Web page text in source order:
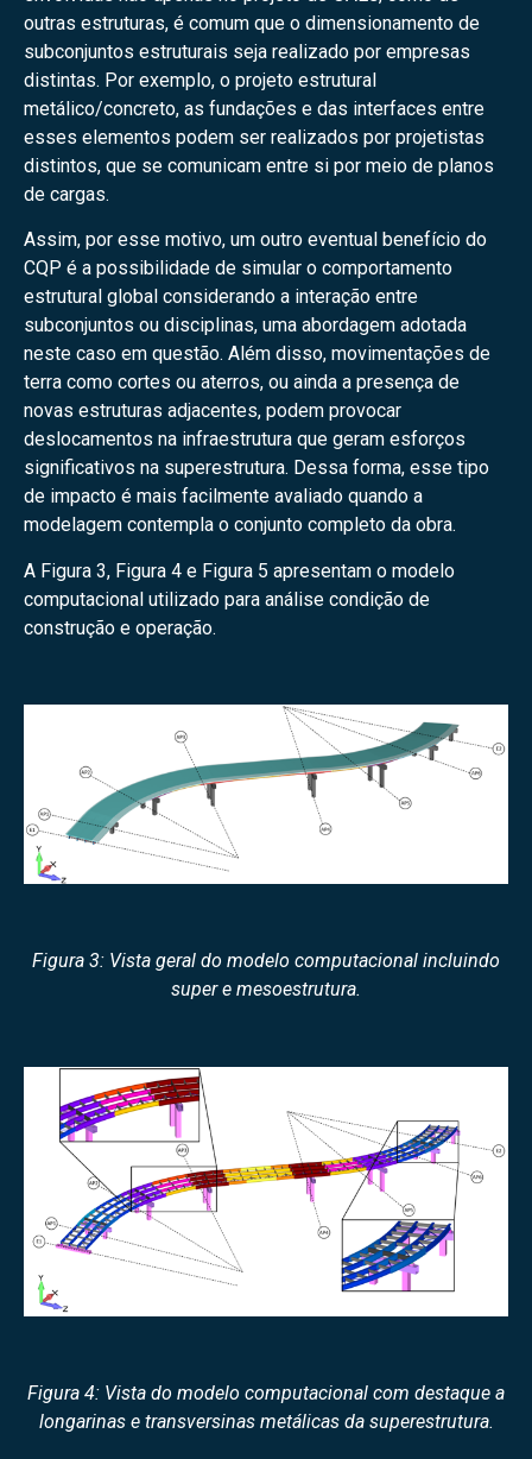
outras estruturas, é comum que o dimensionamento de
subconjuntos estruturais seja realizado por empresas
distintas. Por exemplo, o projeto estrutural
metálico/concreto, as fundações e das interfaces entre
esses elementos podem ser realizados por projetistas
distintos, que se comunicam entre si por meio de planos
de cargas.
Assim, por esse motivo, um outro eventual benefício do
CQP é a possibilidade de simular o comportamento
estrutural global considerando a interação entre
subconjuntos ou disciplinas, uma abordagem adotada
neste caso em questão. Além disso, movimentações de
terra como cortes ou aterros, ou ainda a presença de
novas estruturas adjacentes, podem provocar
deslocamentos na infraestrutura que geram esforços
significativos na superestrutura. Dessa forma, esse tipo
de impacto é mais facilmente avaliado quando a
modelagem contempla o conjunto completo da obra.
A Figura 3, Figura 4 e Figura 5 apresentam o modelo
computacional utilizado para análise condição de
construção e operação.
Figura 3: Vista geral do modelo computacional incluindo
super e mesoestrutura.
Figura 4: Vista do modelo computacional com destaque a
longarinas e transversinas metálicas da superestrutura.